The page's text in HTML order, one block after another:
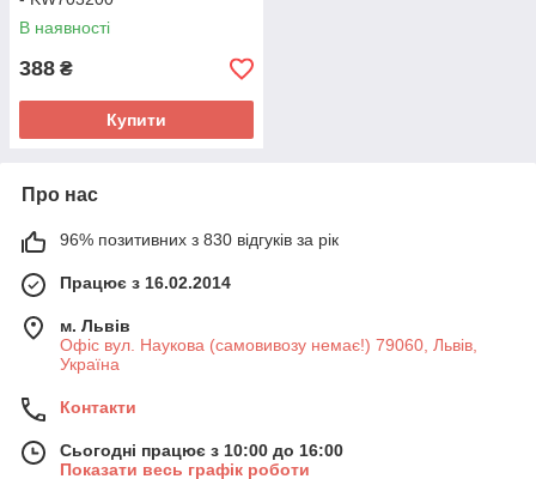
В наявності
388 ₴
Купити
Про нас
96% позитивних з 830 відгуків за рік
Працює з 16.02.2014
м. Львів
Офіс вул. Наукова (самовивозу немає!) 79060, Львів,
Україна
Контакти
Сьогодні працює з 10:00 до 16:00
Показати весь графік роботи